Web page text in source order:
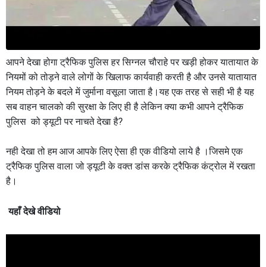
आपने देखा होगा ट्रैफिक पुलिस हर सिग्नल चौराहे पर खड़ी होकर यातायात के
नियमों को तोड़ने वाले लोगों के खिलाफ कार्यवाही करती है और उनसे यातायात
नियम तोड़ने के बदले में जुर्माना वसूला जाता है।यह एक तरह से सही भी है यह
सब वाहन चालको की सुरक्षा के लिए ही है लेकिन क्या कभी आपने ट्रैफिक
पुलिस को ड्यूटी पर नाचते देखा है?
नही देखा तो हम आज आपके लिए ऐसा ही एक वीडियो लाये है ।जिसमे एक
ट्रैफिक पुलिस वाला जो ड्यूटी के वक्त डांस करके ट्रैफिक कंट्रोल में रखता
है।
यहाँ देखे वीडियो